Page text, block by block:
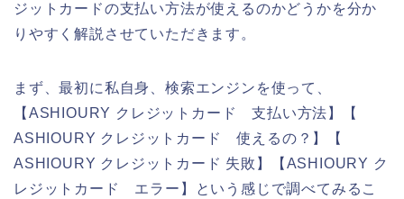
ジットカードの支払い方法が使えるのかどうかを分か
りやすく解説させていただきます。
まず、最初に私自身、検索エンジンを使って、
【ASHIOURY クレジットカード 支払い方法】【
ASHIOURY クレジットカード 使えるの？】【
ASHIOURY クレジットカード 失敗】【ASHIOURY ク
レジットカード エラー】という感じで調べてみるこ